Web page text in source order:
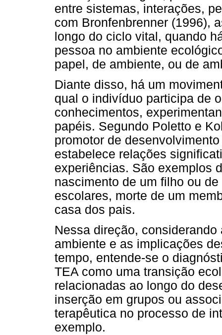
entre sistemas, interações,
com Bronfenbrenner (1996),
longo do ciclo vital, quando
pessoa no ambiente
papel, de ambiente, ou de
Diante disso, há um
qual o indivíduo participa de
conhecimentos,
papéis. Segundo Poletto e
promotor de
estabelece relações
experiências. São exemplos
nascimento de um filho ou
escolares, morte de um
casa dos pais.
Nessa direção,
ambiente e as implicações
tempo, entende-se o
TEA como uma transição
relacionadas ao longo do
inserção em grupos ou
terapêutica no processo de
exemplo.